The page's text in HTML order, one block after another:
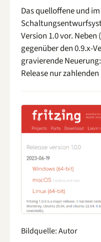
Das quelloffene und
Version 1.0 vor.
gegenüber den 0.9.x-
gravierende
Release nur
Bildquelle: Autor